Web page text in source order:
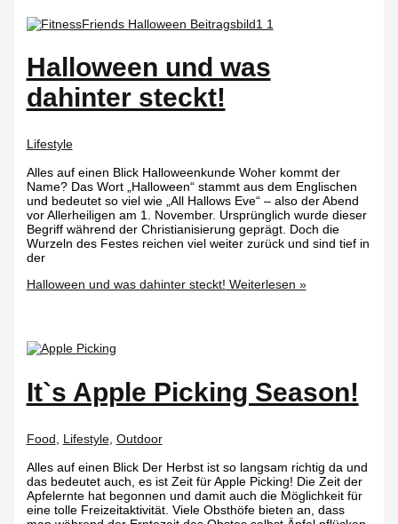
Halloween und was
dahinter steckt!
Lifestyle
Alles auf einen Blick Halloweenkunde Woher kommt der
Name? Das Wort „Halloween“ stammt aus dem Englischen
und bedeutet so viel wie „All Hallows Eve“ – also der Abend
vor Allerheiligen am 1. November. Ursprünglich wurde dieser
Begriff während der Christianisierung geprägt. Doch die
Wurzeln des Festes reichen viel weiter zurück und sind tief in
der
Halloween und was dahinter steckt! Weiterlesen »
It`s Apple Picking Season!
Food Lifestyle, Outdoor
Alles auf einen Blick Der Herbst ist so langsam richtig da und
das bedeutet auch, es ist Zeit für Apple Picking! Die Zeit der
Apfelernte hat begonnen und damit auch die Möglichkeit für
eine tolle Freizeitaktivität. Viele Obsthöfe bieten an, dass